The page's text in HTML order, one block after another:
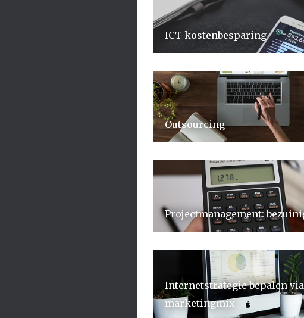
ICT kostenbesparing
Outsourcing
Projectmanagement:
Internetstrategie bepalen via
marketingmix